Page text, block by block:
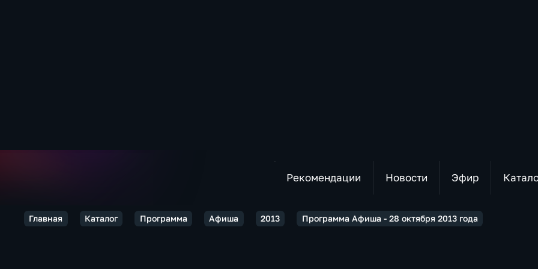
Рекомендации Новости Эфир
Главная Каталог Программа Афиша 2013 Программа Афиша - 28 октября 2013 года